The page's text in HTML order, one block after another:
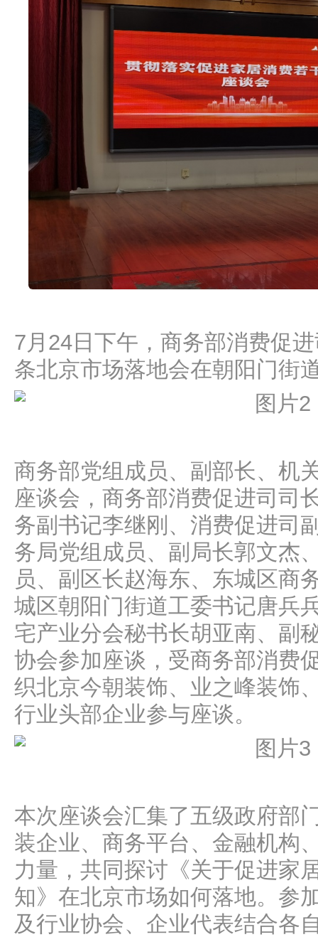
7月24日下午，商务部消费促
条北京市场落地会在朝阳门街
商务部党组成员、副部长、机
座谈会，商务部消费促进司司
务副书记李继刚、消费促进司
务局党组成员、副局长郭文杰
员、副区长赵海东、东城区商
城区朝阳门街道工委书记唐兵
宅产业分会秘书长胡亚南、副
协会参加座谈，受商务部消费
织北京今朝装饰、业之峰装饰
行业头部企业参与座谈。
本次座谈会汇集了五级政府部
装企业、商务平台、金融机构
力量，共同探讨《关于促进家
知》在北京市场如何落地。参
及行业协会、企业代表结合各